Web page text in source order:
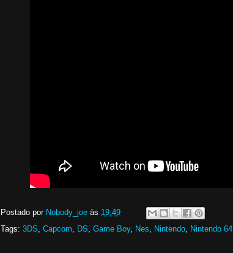
Postado por Nobody_joe às 19:49
Tags: 3DS Capcom DS Game Boy, Nes Nintendo Nintendo 64